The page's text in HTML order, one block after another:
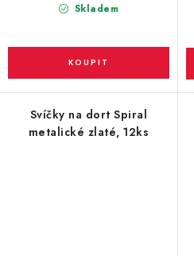
Skladem
Svíčky na dort Spiral
metalické zlaté, 12ks